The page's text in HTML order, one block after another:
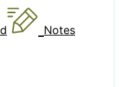
Notes